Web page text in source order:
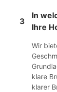
3
In
Ihre
Wir
klare
klarer